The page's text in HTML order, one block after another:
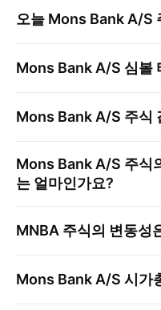
오늘 Mons Bank A/S
Mons Bank A/S 심볼
Mons Bank A/S 주식
Mons Bank A/S 주식
는 얼마인가요?
MNBA 주식의 변동성
Mons Bank A/S 시가